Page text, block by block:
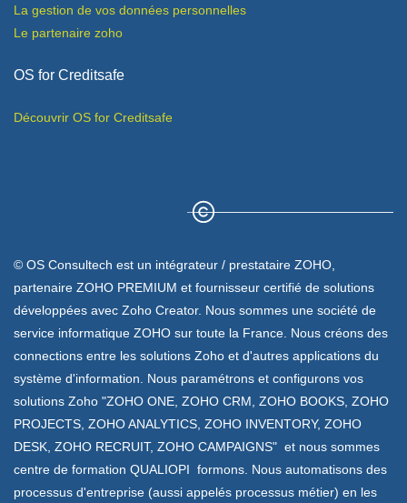
​La gestion de vos données personnelles
Le partenaire zoho
OS for Creditsafe
Découvrir OS for Creditsafe
© OS Consultech est un intégrateur / prestataire ZOHO,
partenaire ZOHO PREMIUM et fournisseur certifié de solutions
développées avec Zoho Creator. Nous sommes une société de
service informatique ZOHO sur toute la France. Nous créons des
connections entre les solutions Zoho et d'autres applications du
système d'information. Nous paramétrons et configurons vos
solutions Zoho "ZOHO ONE, ZOHO CRM, ZOHO BOOKS, ZOHO
PROJECTS, ZOHO ANALYTICS, ZOHO INVENTORY, ZOHO
DESK, ZOHO RECRUIT, ZOHO CAMPAIGNS" et nous sommes
centre de formation QUALIOPI formons. Nous automatisons des
processus d'entreprise (aussi appelés processus métier) en les